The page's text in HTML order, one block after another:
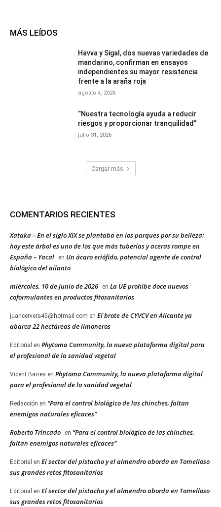
MÁS LEÍDOS
Havva y Sigal, dos nuevas variedades de
mandarino, confirman en ensayos
independientes su mayor resistencia
frente a la araña roja
agosto 4, 2026
“Nuestra tecnología ayuda a reducir
riesgos y proporcionar tranquilidad”
julio 31, 2026
Cargar más
COMENTARIOS RECIENTES
Xataka – En el siglo XIX se plantaba en los parques por su belleza:
hoy este árbol es uno de los que más tuberías y aceras rompe en
España – Yacal
en Un ácaro eriófido, potencial agente de control
biológico del ailanto
miércoles, 10 de junio de 2026 en La UE prohíbe doce nuevos
coformulantes en productos fitosanitarios
juancervera45@hotmail.com en El brote de CYVCV en Alicante ya
abarca 22 hectáreas de limoneros
Editorial en Phytoma Community, la nueva plataforma digital para
el profesional de la sanidad vegetal
Vicent Barres en Phytoma Community, la nueva plataforma digital
para el profesional de la sanidad vegetal
Redacción en “Para el control biológico de las chinches, faltan
enemigos naturales eficaces”
Roberto Trincado en “Para el control biológico de las chinches,
faltan enemigos naturales eficaces”
Editorial en El sector del pistacho y el almendro aborda en Tomelloso
sus grandes retos fitosanitarios
Editorial en El sector del pistacho y el almendro aborda en Tomelloso
sus grandes retos fitosanitarios